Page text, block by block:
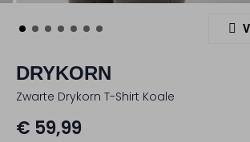
DRYKORN
Zwarte Drykorn T-Shirt Koale
€ 59,99